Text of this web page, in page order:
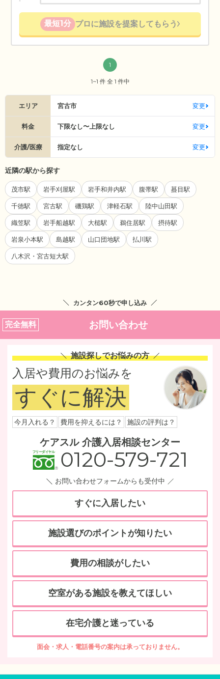
最短1分 プロに施設を提案してもらう
1
1~1 件 全 1 件中
エリア 宮古市 変更
料金 下限なし〜上限なし 変更
介護/医療 指定なし 変更
近隣の駅から探す
茂市駅 岩手刈屋駅 岩手和井内駅 腹帯駅 蟇目駅
千徳駅 宮古駅 磯鶏駅 津軽石駅 陸中山田駅
織笠駅 岩手船越駅 大槌駅 鵜住居駅 摂待駅
岩泉小本駅 島越駅 山口団地駅 払川駅
八木沢・宮古短大駅
カンタン60秒で申し込み
完全無料 お問い合わせ
施設探しでお悩みの方
入居や費用のお悩みを
すぐに解決
今月入れる？ 費用を抑えるには？ 施設の評判は？
ケアスル 介護入居相談センター
0120-579-721
お問い合わせフォームからも受付中
すぐに入居したい
施設選びのポイントが知りたい
費用の相談がしたい
空室がある施設を教えてほしい
在宅介護と迷っている
面会・求人・電話番号の案内は承っておりません。